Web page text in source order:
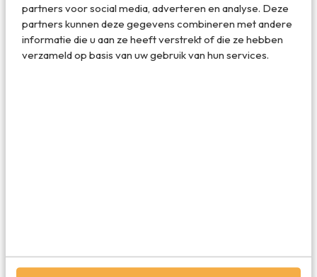
partners voor social media, adverteren en analyse. Deze
partners kunnen deze gegevens combineren met andere
informatie die u aan ze heeft verstrekt of die ze hebben
verzameld op basis van uw gebruik van hun services.
ongeveer 180 USD voor, wat omgerekend met de huidige